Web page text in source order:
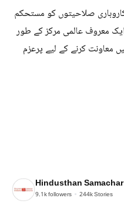
صلاحیتوں کو مستحکم
معروف عالمی مرکز کے طور
معاونت کرنے کے لیے پرعزم
Hindusthan Samachar
9.1kfollowers 244kStories